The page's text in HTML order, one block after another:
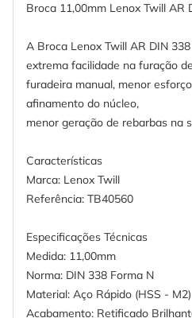
Broca 11,00mm Lenox Twill AR
A Broca Lenox Twill AR DIN
extrema facilidade na furação
furadeira manual, menor
afinamento do núcleo,
menor geração de rebarbas na
Características
Marca: Lenox Twill
Referência: TB40560
Especificações Técnicas
Medida: 11,00mm
Norma: DIN 338 Forma N
Material: Aço Rápido (HSS - M2)
Acabamento: Retificado